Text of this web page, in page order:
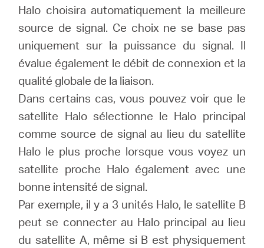
Halo choisira automatiquement la meilleure
source de signal. Ce choix ne se base pas
uniquement sur la puissance du signal. Il
évalue également le débit de connexion et la
qualité globale de la liaison.
Dans certains cas, vous pouvez voir que le
satellite Halo sélectionne le Halo principal
comme source de signal au lieu du satellite
Halo le plus proche lorsque vous voyez un
satellite proche Halo également avec une
bonne intensité de signal.
Par exemple, il y a 3 unités Halo, le satellite B
peut se connecter au Halo principal au lieu
du satellite A, même si B est physiquement